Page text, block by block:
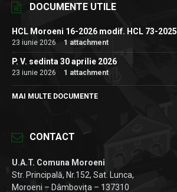
DOCUMENTE UTILE
HCL Moroeni 16-2026 modif. HCL 73-2025
23 iunie 2026 1 attachment
P. V. sedinta 30 aprilie 2026
23 iunie 2026 1 attachment
MAI MULTE DOCUMENTE
CONTACT
U.A.T. Comuna Moroeni
Str. Principală, Nr.152, Sat. Lunca,
Moroeni – Dâmbovița – 137310